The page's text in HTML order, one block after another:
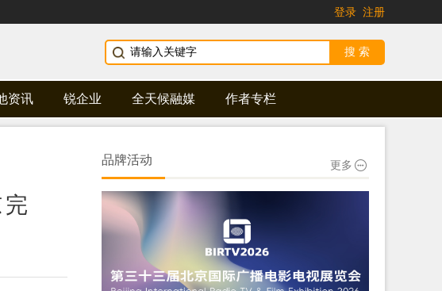
登录 注册
资讯 锐企业 全天候融媒 作者专栏
品牌活动 更多